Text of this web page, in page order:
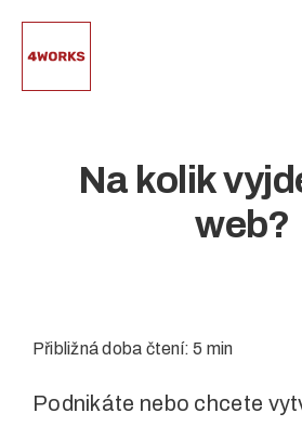
Na kolik
web?
Přibližná doba čtení: 5 min
Podnikáte nebo chcete